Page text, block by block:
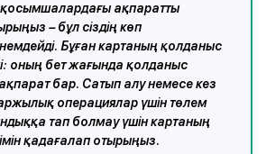
ақпаратты
– бұл сіздің көп
Бұған картаның қолданыс
оның бет жағында қолданыс
бар. Сатып алу немесе кез
операциялар үшін төлем
тап болмау үшін картаның
қадағалап отырыңыз.